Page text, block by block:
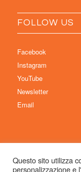
FOLLOW US
Facebook
Instagram
YouTube
Newsletter
Email
Questo sito utilizza
personalizzazione e